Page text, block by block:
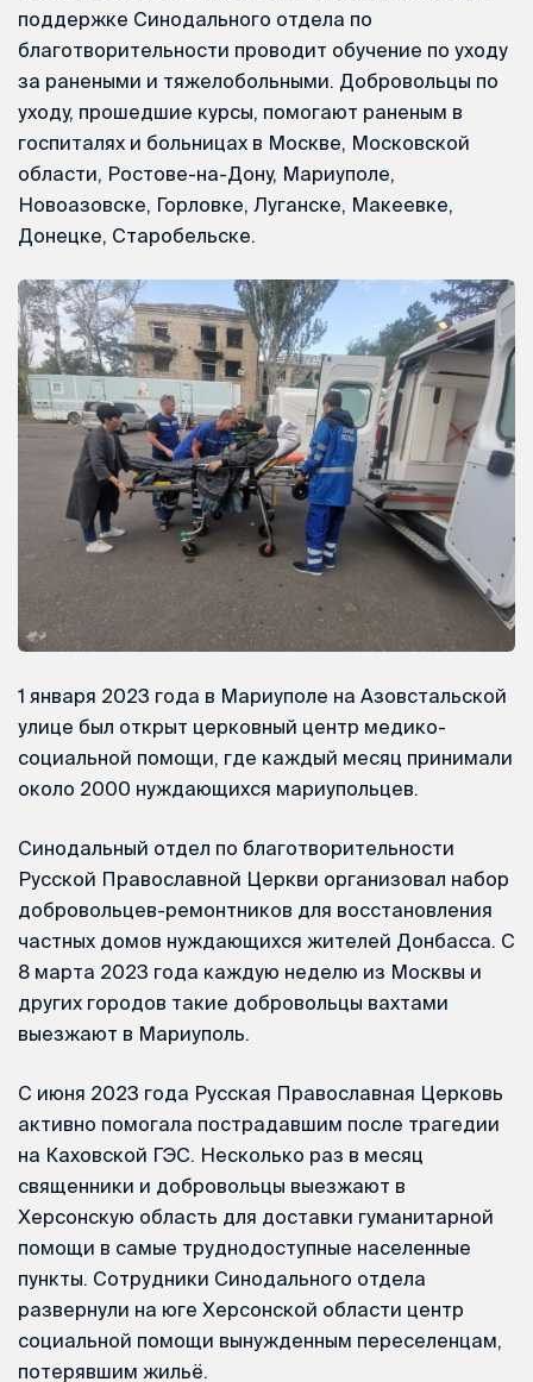
поддержке Синодального отдела по
благотворительности проводит обучение по уходу
за ранеными и тяжелобольными. Добровольцы по
уходу, прошедшие курсы, помогают раненым в
госпиталях и больницах в Москве, Московской
области, Ростове-на-Дону, Мариуполе,
Новоазовске, Горловке, Луганске, Макеевке,
Донецке, Старобельске.
1 января 2023 года в Мариуполе на Азовстальской
улице был открыт церковный центр медико-
социальной помощи, где каждый месяц принимали
около 2000 нуждающихся мариупольцев.
Синодальный отдел по благотворительности
Русской Православной Церкви организовал набор
добровольцев-ремонтников для восстановления
частных домов нуждающихся жителей Донбасса. С
8 марта 2023 года каждую неделю из Москвы и
других городов такие добровольцы вахтами
выезжают в Мариуполь.
С июня 2023 года Русская Православная Церковь
активно помогала пострадавшим после трагедии
на Каховской ГЭС. Несколько раз в месяц
священники и добровольцы выезжают в
Херсонскую область для доставки гуманитарной
помощи в самые труднодоступные населенные
пункты. Сотрудники Синодального отдела
развернули на юге Херсонской области центр
социальной помощи вынужденным переселенцам,
потерявшим жильё.